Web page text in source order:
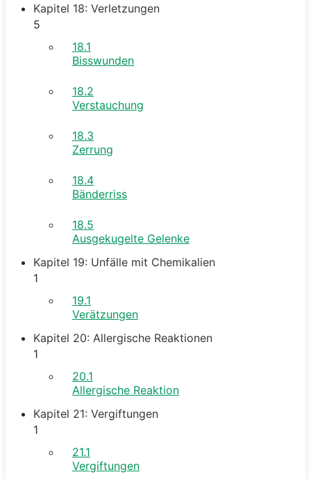
Kapitel 18: Verletzungen
5
18.1
Bisswunden
18.2
Verstauchung
18.3
Zerrung
18.4
Bänderriss
18.5
Ausgekugelte Gelenke
Kapitel 19: Unfälle mit Chemikalien
1
19.1
Verätzungen
Kapitel 20: Allergische Reaktionen
1
20.1
Allergische Reaktion
Kapitel 21: Vergiftungen
1
21.1
Vergiftungen